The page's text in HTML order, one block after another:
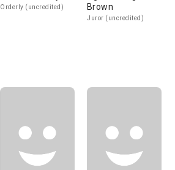
Orderly (uncredited)
Brown
Juror (uncredited)